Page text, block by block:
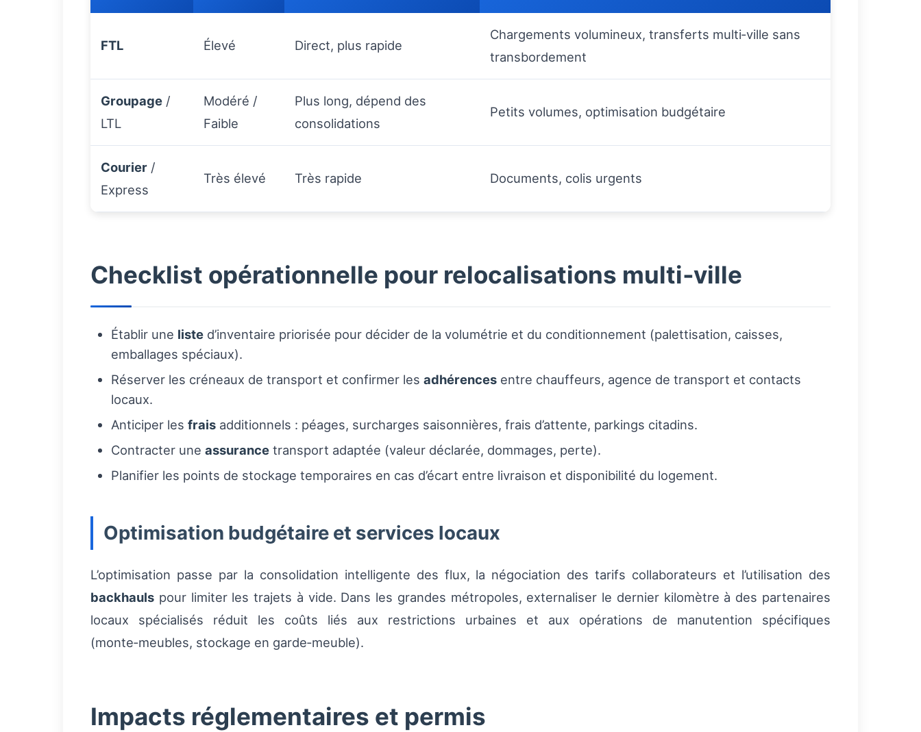
FTL Élevé Direct, plus rapide
Chargements volumineux, transferts multi‑ville sans
transbordement
Groupage /
LTL
Modéré /
Faible
Plus long, dépend des
consolidations
Petits volumes, optimisation budgétaire
Courier /
Express
Très élevé Très rapide Documents, colis urgents
Checklist opérationnelle pour relocalisations multi‑ville
Établir une liste d’inventaire priorisée pour décider de la volumétrie et du conditionnement (palettisation, caisses,
emballages spéciaux).
Réserver les créneaux de transport et confirmer les adhérences entre chauffeurs, agence de transport et contacts
locaux.
Anticiper les frais additionnels : péages, surcharges saisonnières, frais d’attente, parkings citadins.
Contracter une assurance transport adaptée (valeur déclarée, dommages, perte).
Planifier les points de stockage temporaires en cas d’écart entre livraison et disponibilité du logement.
Optimisation budgétaire et services locaux
L’optimisation passe par la consolidation intelligente des flux, la négociation des tarifs collaborateurs et l’utilisation des
backhauls pour limiter les trajets à vide. Dans les grandes métropoles, externaliser le dernier kilomètre à des partenaires
locaux spécialisés réduit les coûts liés aux restrictions urbaines et aux opérations de manutention spécifiques
(monte‑meubles, stockage en garde‑meuble).
Impacts réglementaires et permis